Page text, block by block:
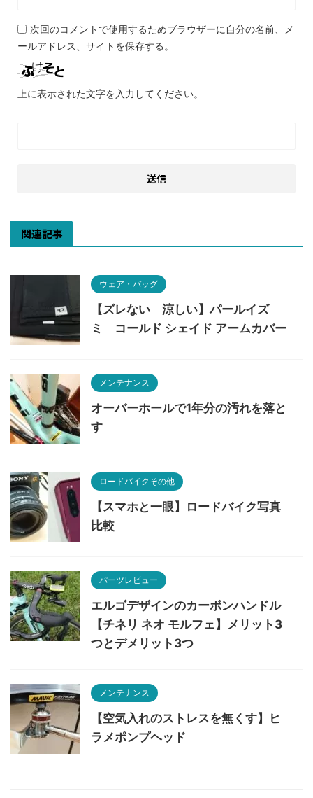
次回のコメントで使用するためブラウザーに自分の名前、メ
ールアドレス、サイトを保存する。
上に表示された文字を入力してください。
関連記事
ウェア・バッグ
【ズレない 涼しい】パールイズ
ミ コールド シェイド アームカバー
メンテナンス
オーバーホールで1年分の汚れを落と
す
ロードバイクその他
【スマホと一眼】ロードバイク写真
比較
パーツレビュー
エルゴデザインのカーボンハンドル
【チネリ ネオ モルフェ】メリット3
つとデメリット3つ
メンテナンス
【空気入れのストレスを無くす】ヒ
ラメポンプヘッド